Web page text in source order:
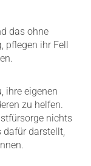
das ohne
pflegen ihr Fell
ihre eigenen
zu helfen.
nichts
darstellt,